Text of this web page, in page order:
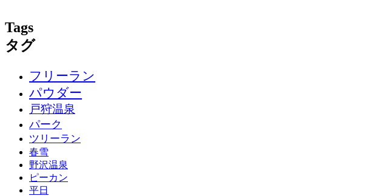
Tags
タグ
フリーラン
パウダー
戸狩温泉
パーク
ツリーラン
春雪
野沢温泉
ピーカン
平日